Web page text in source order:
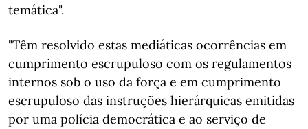
temática".
"Têm resolvido estas mediáticas ocorrências em
cumprimento escrupuloso com os regulamentos
internos sob o uso da força e em cumprimento
escrupuloso das instruções hierárquicas emitidas
por uma polícia democrática e ao serviço de